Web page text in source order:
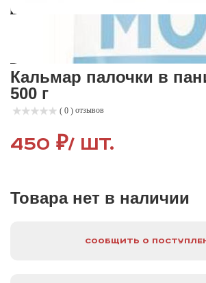
Кальмар палочки в
500 г
( 0 ) отзывов
450 ₽/ шт.
Товара нет в наличии
Сообщить о